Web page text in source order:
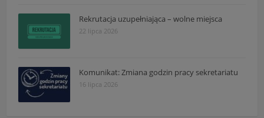
Rekrutacja uzupełniająca – wolne miejsca
22 lipca 2026
Komunikat: Zmiana godzin pracy sekretariatu
16 lipca 2026